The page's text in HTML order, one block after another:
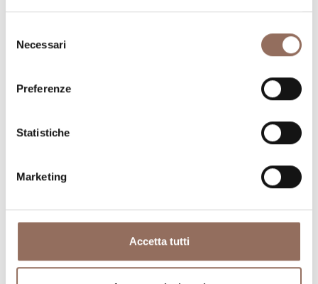
delNecessari
Preferenze
Statistiche
Marketing
Accetta tutti
Dove mangiare
Registro
Servizi